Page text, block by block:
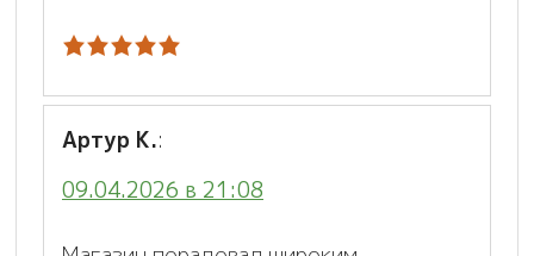
Артур К.:
09.04.2026 в 21:08